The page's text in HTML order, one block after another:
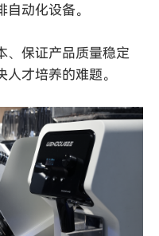
动化设备。
、保证产品质量稳定
才培养的难题。